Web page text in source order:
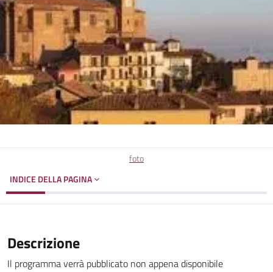
foto
INDICE DELLA PAGINA
Descrizione
Il programma verrà pubblicato non appena disponibile